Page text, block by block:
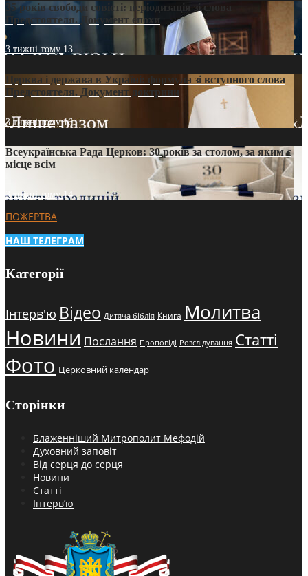
35 років свободи совісті: періодизація зі слова
Предстоятеля. Документ епохи
3 тижні тому 13
Церква і держава в Україні: формула зі вступного слова
Предстоятеля. Документ доктрини
3 тижні тому16
Всеукраїнська Рада Церков: 30 років за столом, за яким є
місце всім
3 тижні тому14
ПОЖЕРТВА
НАШ ТЕЛЕГРАМ
Категорії
Інтерв'ю Відео Дитяча біблія Книга Молитва
Новини Послання Проповіді Розслідування Статті
Фото Церковний календар
Сторінки
Блаженніший Митрополит Мефодій
Духовний заповіт
Від серця до серця
Новини
Статті
Інтерв’ю